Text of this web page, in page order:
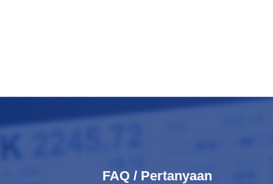
FAQ / Pertanyaan